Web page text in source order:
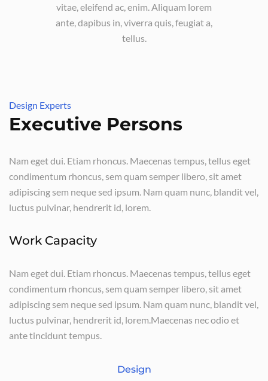
vitae, eleifend ac, enim. Aliquam lorem
ante, dapibus in, viverra quis, feugiat a,
tellus.
Design Experts
Executive Persons
Design
Nam eget dui. Etiam rhoncus. Maecenas tempus, tellus eget
condimentum rhoncus, sem quam semper libero, sit amet
adipiscing sem neque sed ipsum. Nam quam nunc, blandit vel,
luctus pulvinar, hendrerit id, lorem.
Work Capacity
Nam eget dui. Etiam rhoncus. Maecenas tempus, tellus eget
condimentum rhoncus, sem quam semper libero, sit amet
adipiscing sem neque sed ipsum. Nam quam nunc, blandit vel,
luctus pulvinar, hendrerit id, lorem.Maecenas nec odio et
ante tincidunt tempus.